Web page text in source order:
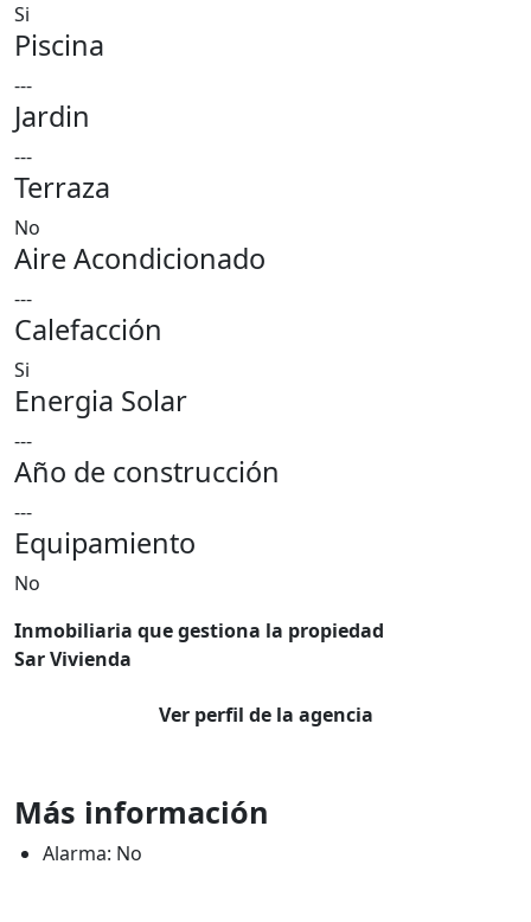
Si
Piscina
---
Jardin
---
Terraza
No
Aire Acondicionado
---
Calefacción
Si
Energia Solar
---
Año de construcción
---
Equipamiento
No
Inmobiliaria que gestiona la propiedad
Sar Vivienda
Ver perfil de la agencia
Más información
Alarma: No